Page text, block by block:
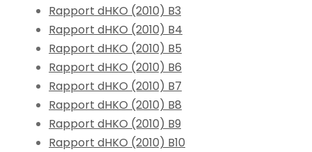
Rapport dHKO (2010) B3
Rapport dHKO (2010) B4
Rapport dHKO (2010) B5
Rapport dHKO (2010) B6
Rapport dHKO (2010) B7
Rapport dHKO (2010) B8
Rapport dHKO (2010) B9
Rapport dHKO (2010) B10